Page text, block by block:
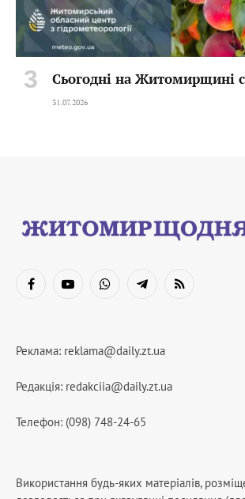
Сьогодні на Житомирщині
31.07.2026
FacebookYouTubeWhatsAppTelegramRSS
Реклама: reklama@daily.zt.ua
Редакція: redakciia@daily.zt.ua
Телефон: (098) 748-24-65
Використання будь-яких матеріалів,